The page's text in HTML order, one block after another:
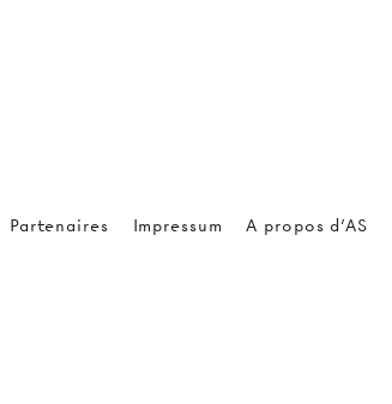
Partenaires Impressum A propos d'AS